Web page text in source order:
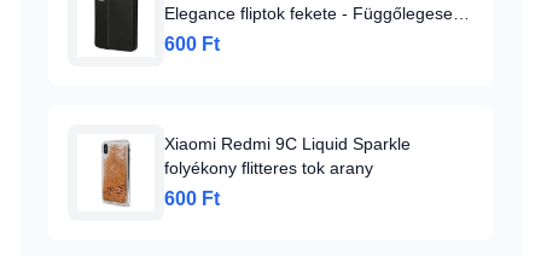
Elegance fliptok fekete - Függőlegesen
nyíló
600 Ft
Xiaomi Redmi 9C Liquid Sparkle
folyékony flitteres tok arany
600 Ft